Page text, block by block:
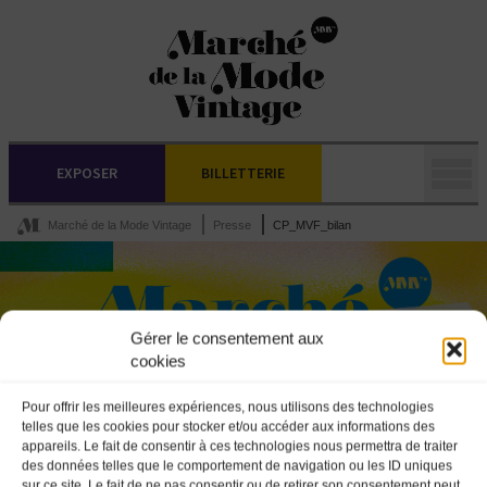
Gérer le consentement aux
cookies
Pour offrir les meilleures expériences, nous utilisons des technologies
telles que les cookies pour stocker et/ou accéder aux informations des
appareils. Le fait de consentir à ces technologies nous permettra de traiter
des données telles que le comportement de navigation ou les ID uniques
EXPOSER BILLETTERIE
Marché de la Mode Vintage Presse CP_MVF_bilan